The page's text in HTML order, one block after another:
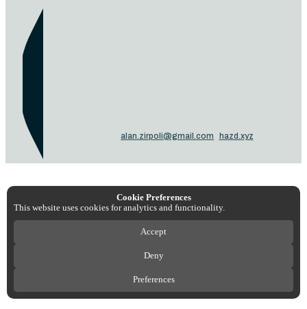
alan.zirpoli@gmail.com hazd.xyz
Cookie Preferences
This website uses cookies for analytics and functionality.
Accept
Deny
Preferences